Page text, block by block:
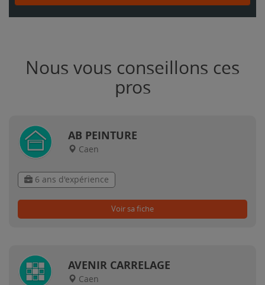
Nous vous conseillons ces
pros
AB PEINTURE
Caen
6 ans d'expérience
Voir sa fiche
AVENIR CARRELAGE
Caen